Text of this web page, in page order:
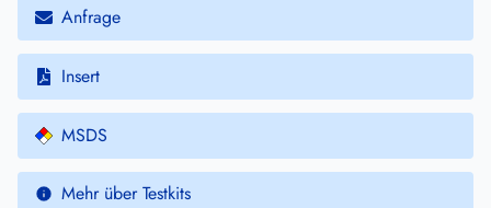
Anfrage
Insert
MSDS
Mehr über Testkits